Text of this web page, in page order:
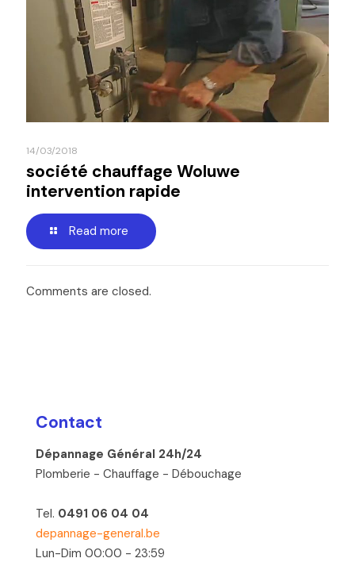
14/03/2018
société chauffage Woluwe
intervention rapide
Read more
Comments are closed.
Contact
Dépannage Général 24h/24
Plomberie - Chauffage - Débouchage
Tel. 0491 06 04 04
depannage-general.be
Lun-Dim 00:00 - 23:59